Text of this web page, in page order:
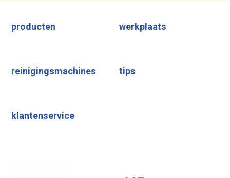
producten werkplaats
reinigingsmachines tips
klantenservice